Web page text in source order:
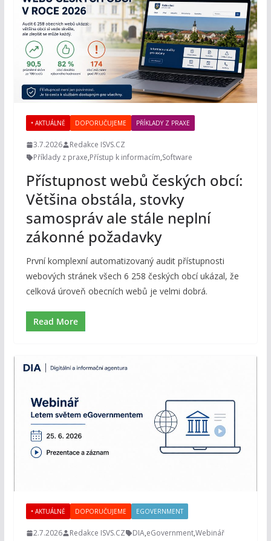
• AKTUÁLNĚ DOPORUČUJEME PŘÍKLADY Z PRAXE
3.7.2026
Redakce ISVS.CZ
Příklady z praxe,Přístup k informacím,Software
Přístupnost webů českých obcí:
Většina obstála, stovky
samospráv ale stále neplní
zákonné požadavky
První komplexní automatizovaný audit přístupnosti
webových stránek všech 6 258 českých obcí ukázal, že
celková úroveň obecních webů je velmi dobrá.
Read More
• AKTUÁLNĚ DOPORUČUJEME EGOVERNMENT
2.7.2026 Redakce ISVS.CZ DIA,eGovernment,Webinář